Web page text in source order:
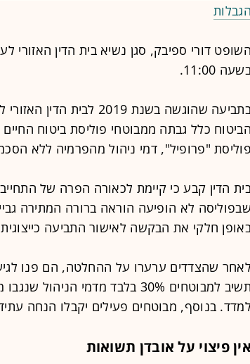
הגבלות
השופט דורי ספיבק, סגן נשיא בית הדין האזורי
11:00.
בתביעה שהוגשה בשנת 2019
הביטוח כלל גבתה ממבוטחי פוליסת ביטוח
פוליסת "פרופיל", דמי ניהול מהפרמיה ללא
הדין קבע כי קיימת לכאורה הפרה של
שבפוליסה לא הופיעה הוראה ברורה המתירה
חלקי את הבקשה לאישור התביעה
לאחר שהצדדים ערערו על ההחלטה, הם פנו
תשיב למבוטחים 30% בלבד מדמי
למדד. בנוסף, מבוטחים פעילים יקבלו הנחה עתידית של 10%
אין פיצוי על אובדן תשואות